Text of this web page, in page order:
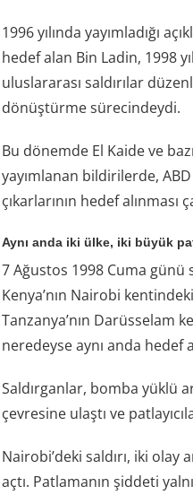
1996 yılında yayımladığı
hedef alan Bin Ladin, 1998
uluslararası saldırılar
dönüştürme sürecindeydi.
Bu dönemde El Kaide ve
yayımlanan bildirilerde,
çıkarlarının hedef alınması
Aynı anda iki ülke, iki büyük
7 Ağustos 1998 Cuma günü
Kenya’nın Nairobi
Tanzanya’nın Darüsselam
neredeyse aynı anda hedef
Saldırganlar, bomba yüklü
çevresine ulaştı ve
Nairobi’deki saldırı, iki olay
açtı. Patlamanın şiddeti